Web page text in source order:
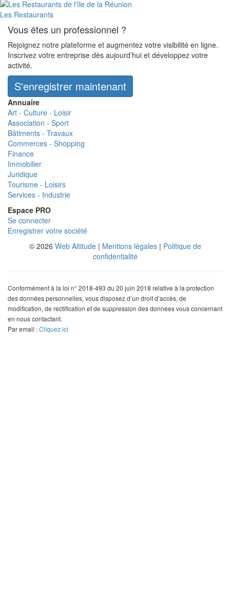
Les Restaurants
Vous êtes un professionnel ?
Rejoignez notre plateforme et augmentez votre visibilité en ligne.
Inscrivez votre entreprise dès aujourd’hui et développez votre
activité.
S'enregistrer maintenant
Annuaire
Art - Culture - Loisir
Association - Sport
Bâtiments - Travaux
Commerces - Shopping
Finance
Immobilier
Juridique
Tourisme - Loisirs
Services - Industrie
Espace PRO
Se connecter
Enregistrer votre société
© 2026 Web Altitude | Mentions légales | Politique de
confidentialité
Conformément à la loi n° 2018-493 du 20 juin 2018 relative à la protection
des données personnelles, vous disposez d’un droit d’accès, de
modification, de rectification et de suppression des données vous concernant
en nous contactant.
Par email :Cliquez ici